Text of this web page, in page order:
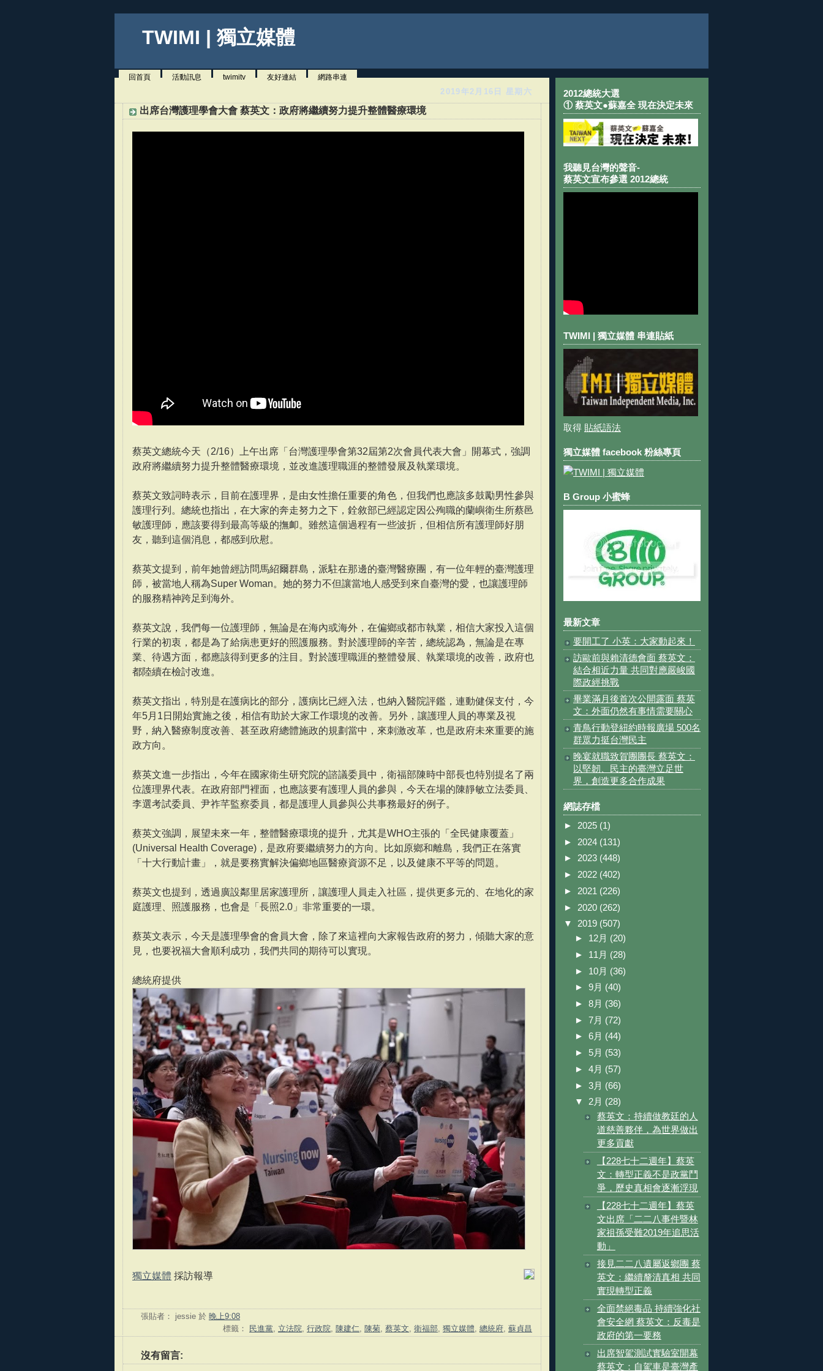
TWIMI | 獨立媒體
回首頁 活動訊息 twimitv 友好連結 網路串連
2019年2月16日 星期六
出席台灣護理學會大會 蔡英文：政府將繼續努力提升整體醫療環境
蔡英文總統今天（2/16）上午出席「台灣護理學會第32屆第2次會員代表大會」開幕式，強調
政府將繼續努力提升整體醫療環境，並改進護理職涯的整體發展及執業環境。
蔡英文致詞時表示，目前在護理界，是由女性擔任重要的角色，但我們也應該多鼓勵男性參與
護理行列。總統也指出，在大家的奔走努力之下，銓敘部已經認定因公殉職的蘭嶼衛生所蔡邑
敏護理師，應該要得到最高等級的撫卹。雖然這個過程有一些波折，但相信所有護理師好朋
友，聽到這個消息，都感到欣慰。
蔡英文提到，前年她曾經訪問馬紹爾群島，派駐在那邊的臺灣醫療團，有一位年輕的臺灣護理
師，被當地人稱為Super Woman。她的努力不但讓當地人感受到來自臺灣的愛，也讓護理師
的服務精神跨足到海外。
蔡英文說，我們每一位護理師，無論是在海內或海外，在偏鄉或都市執業，相信大家投入這個
行業的初衷，都是為了給病患更好的照護服務。對於護理師的辛苦，總統認為，無論是在專
業、待遇方面，都應該得到更多的注目。對於護理職涯的整體發展、執業環境的改善，政府也
都陸續在檢討改進。
蔡英文指出，特別是在護病比的部分，護病比已經入法，也納入醫院評鑑，連動健保支付，今
年5月1日開始實施之後，相信有助於大家工作環境的改善。另外，讓護理人員的專業及視
野，納入醫療制度改善、甚至政府總體施政的規劃當中，來刺激改革，也是政府未來重要的施
政方向。
蔡英文進一步指出，今年在國家衛生研究院的諮議委員中，衛福部陳時中部長也特別提名了兩
位護理界代表。在政府部門裡面，也應該要有護理人員的參與，今天在場的陳靜敏立法委員、
李選考試委員、尹祚芊監察委員，都是護理人員參與公共事務最好的例子。
蔡英文強調，展望未來一年，整體醫療環境的提升，尤其是WHO主張的「全民健康覆蓋」
(Universal Health Coverage)，是政府要繼續努力的方向。比如原鄉和離島，我們正在落實
「十大行動計畫」，就是要務實解決偏鄉地區醫療資源不足，以及健康不平等的問題。
蔡英文也提到，透過廣設鄰里居家護理所，讓護理人員走入社區，提供更多元的、在地化的家
庭護理、照護服務，也會是「長照2.0」非常重要的一環。
蔡英文表示，今天是護理學會的會員大會，除了來這裡向大家報告政府的努力，傾聽大家的意
見，也要祝福大會順利成功，我們共同的期待可以實現。
總統府提供
獨立媒體 採訪報導
張貼者： jessie 於 晚上9:08
標籤： 民進黨 立法院 行政院 陳建仁 陳菊 蔡英文 衛福部 獨立媒體 總統府 蘇貞昌
沒有留言:
2012總統大選
① 蔡英文●蘇嘉全 現在決定未來
我聽見台灣的聲音-
蔡英文宣布參選 2012總統
TWIMI | 獨立媒體 串連貼紙
取得 貼紙語法
獨立媒體 facebook 粉絲專頁
B Group 小蜜蜂
最新文章
要開工了 小英：大家動起來！
訪歐前與賴清德會面 蔡英文：
結合相近力量 共同對應嚴峻國
際政經挑戰
畢業滿月後首次公開露面 蔡英
文：外面仍然有事情需要關心
青鳥行動登紐約時報廣場 500名
群眾力挺台灣民主
晚宴就職致賀團團長 蔡英文：
以堅韌、民主的臺灣立足世
界，創造更多合作成果
網誌存檔
► 2025 (1)
► 2024 (131)
► 2023 (448)
► 2022 (402)
► 2021 (226)
► 2020 (262)
▼ 2019 (507)
► 12月 (20)
► 11月 (28)
► 10月 (36)
► 9月 (40)
► 8月 (36)
► 7月 (72)
► 6月 (44)
► 5月 (53)
► 4月 (57)
► 3月 (66)
▼ 2月 (28)
蔡英文：持續做教廷的人
道慈善夥伴，為世界做出
更多貢獻
【228七十二週年】蔡英
文：轉型正義不是政黨鬥
爭，歷史真相會逐漸浮現
【228七十二週年】蔡英
文出席「二二八事件暨林
家祖孫受難2019年追思活
動」
接見二二八遺屬返鄉團 蔡
英文：繼續釐清真相 共同
實現轉型正義
全面禁絕毒品 持續強化社
會安全網 蔡英文：反毒是
政府的第一要務
出席智駕測試實驗室開幕
蔡英文：自駕車是臺灣產